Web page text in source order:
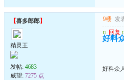
【喜多郎郎】
精灵王
发帖: 4683
威望: 7275 点
9楼 发
u 回复
好料
好料众